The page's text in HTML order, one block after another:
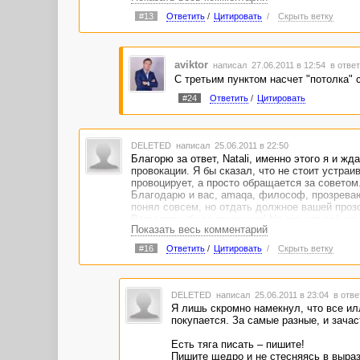
1. Вряд ли количество выполненных работ
стопроцентное соотношение выполненных и
доработки) смотрят гораздо чаще.
профиль автора, останутся довольны. А
2. Для увеличения количества заказов и их
начали давать персональные заказы. Думаю,
развернуто отписываться в обсуждениях
Заказчики не только в свои заказы
3. Что касается заработка, могу поделиться
месяц не составляло проблем, правда,
кажется, для работоспособного и толкового
Считайте сами: пусть рабочий день длится
текста (а не качественный оплачивать не
0,8 доллара, средней - 1-1,2. Думаю,
Вот если появятся пара-тройка
значительно "выше рыночных" - это другое
4. Вот по поводу статей не подскажу -
#13 Ответить/ Цитировать / Скрыть ветку
aviktor написал 27.06.2011 в 12:54 в
С третьим пунктом насчет "потолка"
#24 Ответить/ Цитировать
DELETED написал 25.06.2011 в 22:50
Благорю за ответ, Natali, именно этого я и
провокации. Я бы сказал, что не стоит
провоцирует, а просто обращается за советом.
Благодарю и вас, amaqa, философ,
понял совсем, но отдать должное вашей
я. Этим, пожалуй, и ограничусь. А то мало ли
Показать весь комментарий
#16 Ответить/ Цитировать / Скрыть ветку
DELETED написал 25.06.2011 в 23:04 в
Я лишь скромно намекнул, что все
покупается. За самые разные, и
Есть тяга писать – пишите!
Пишите щедро и не стесняясь в